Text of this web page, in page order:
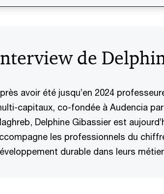
de
avoir été jusqu’en 2024
capitaux, co-fondée à Audencia
Delphine Gibassier est
les professionnels du
durable dans leurs